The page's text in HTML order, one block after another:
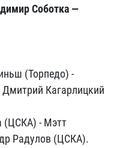
Соботка —
(Торпедо) -
Кагарлицкий
(ЦСКА) - Мэтт
Радулов (ЦСКА).